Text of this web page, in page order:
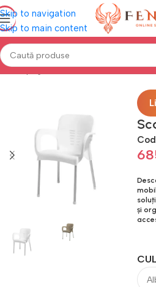
Skip to navigation
Skip to main content
Prima pagină Mobilă TERASĂ &
și